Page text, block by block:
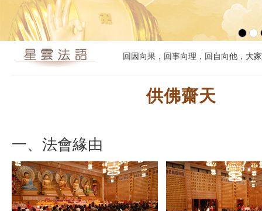
回因向果，回事向理，回自向他，大
供佛齋天
一、法會緣由